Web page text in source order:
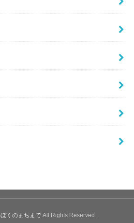
ぼくのまちまで.All Rights Reserved.